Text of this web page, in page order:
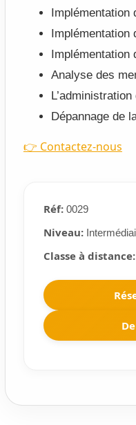
Implémentation
Implémentation
Implémentation
Analyse des
Dépannage de
👉 Contactez-nous
Réf:0029
Niveau:
Classe à distance: